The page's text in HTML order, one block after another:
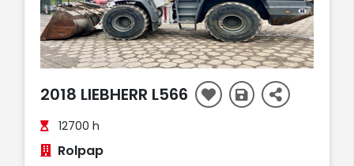
2018 LIEBHERR L566
12700 h
Rolpap